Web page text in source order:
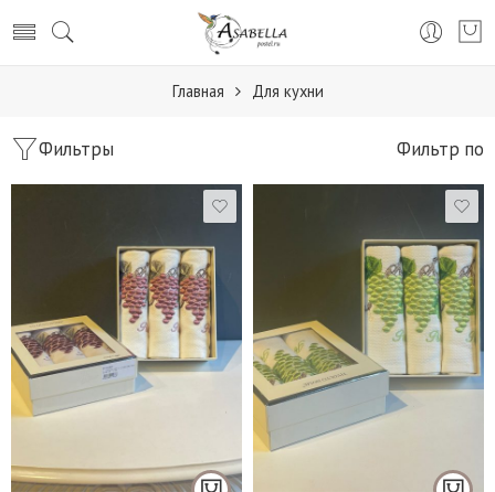
Главная Для кухни
Фильтры Фильтр по